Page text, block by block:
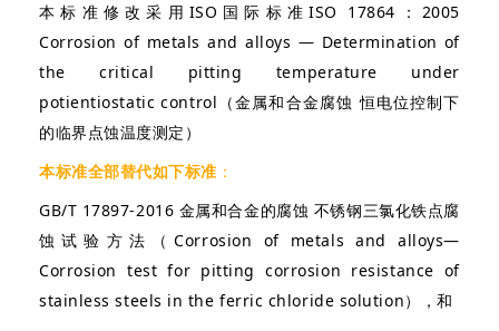
本标准修改采用ISO 国际 标准ISO 17864：2005
Corrosion of metals and alloys — Determination of
the critical pitting temperature under
potientiostatic control（金属和合金腐蚀 恒电位控制下
的临界点蚀温度测定 ）
本标准全部替代如下标准 ：
GB/T 17897-2016 金属和合金的腐蚀 不锈钢三氯化铁点腐
蚀试验方法（Corrosion of metals and alloys—
Corrosion test for pitting corrosion resistance of
stainless steels in the ferric chloride solution），和